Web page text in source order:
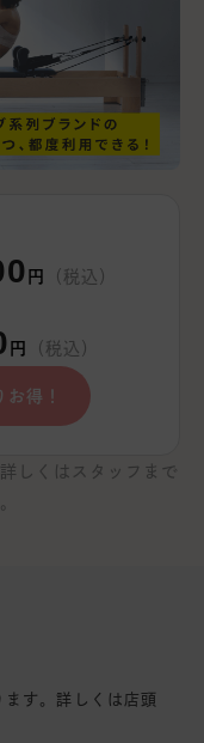
円 （税込）
円 （税込）
得！
しくはスタッフまで
す。詳しくは店頭